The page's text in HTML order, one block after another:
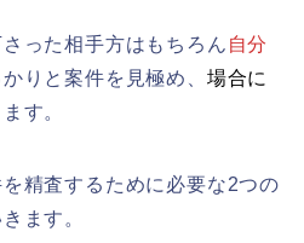
った相手方はもちろん 自分
りと案件を見極め、 場合に
す。
精査するために必要な2つの
ます。